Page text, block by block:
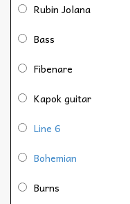
Rubin Jolana
Bass
Fibenare
Kapok guitar
Line 6
Bohemian
Burns